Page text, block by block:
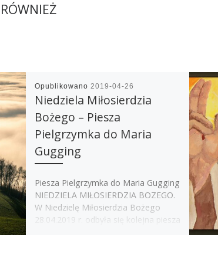
Opublikowano 2019-04-26
Niedziela Miłosierdzia
Bożego – Piesza
Pielgrzymka do Maria
Gugging
Piesza Pielgrzymka do Maria Gugging
NIEDZIELA MIŁOSIERDZIA BOZEGO.
W Niedzielę Miłosierdzia Bożego
28.04.2019 r. odbyła się kolejna piesza